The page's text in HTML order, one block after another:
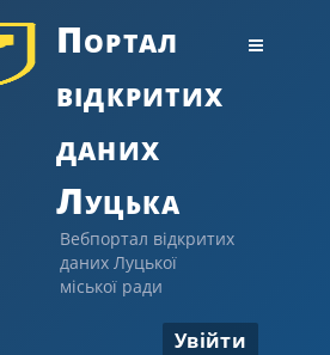
Портал
відкритих
даних
Луцька
Вебпортал відкритих
даних Луцької
міської ради
Увійти